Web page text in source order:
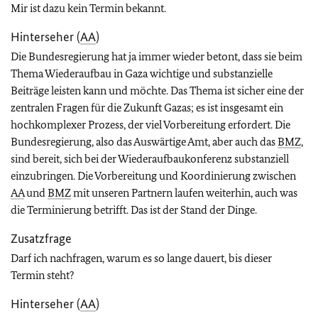
Mir ist dazu kein Termin bekannt.
Hinterseher (AA)
Die Bundesregierung hat ja immer wieder betont, dass sie beim
Thema Wiederaufbau in Gaza wichtige und substanzielle
Beiträge leisten kann und möchte. Das Thema ist sicher eine der
zentralen Fragen für die Zukunft Gazas; es ist insgesamt ein
hochkomplexer Prozess, der viel Vorbereitung erfordert. Die
Bundesregierung, also das Auswärtige Amt, aber auch dasBMZ,
sind bereit, sich bei der Wiederaufbaukonferenz substanziell
einzubringen. Die Vorbereitung und Koordinierung zwischen
AAundBMZmit unseren Partnern laufen weiterhin, auch was
die Terminierung betrifft. Das ist der Stand der Dinge.
Zusatzfrage
Darf ich nachfragen, warum es so lange dauert, bis dieser
Termin steht?
Hinterseher (AA)